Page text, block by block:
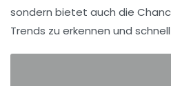
sondern bietet auch die
Trends zu erkennen und